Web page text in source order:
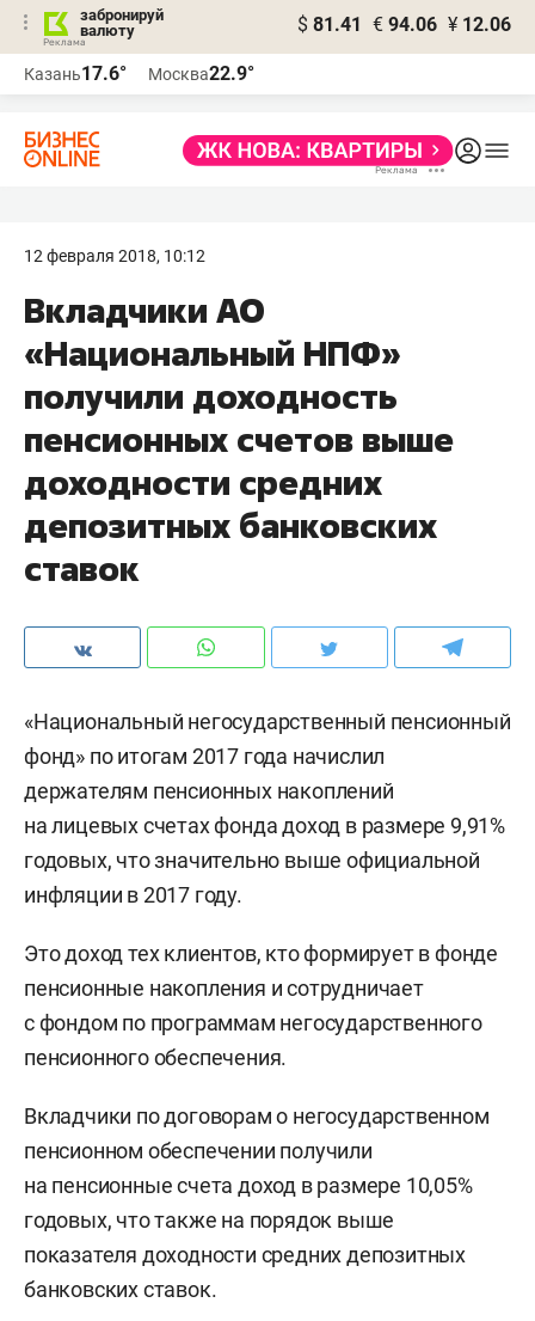
забронируй
валюту
$ 81.41 € 94.06 ¥ 12.06
Казань17.6° Москва22.9°
12 февраля 2018, 10:12
Вкладчики АО
«Национальный НПФ»
получили доходность
пенсионных счетов выше
доходности средних
депозитных банковских
ставок
«Национальный негосударственный пенсионный
фонд» по итогам 2017 года начислил
держателям пенсионных накоплений
на лицевых счетах фонда доход в размере 9,91%
годовых, что значительно выше официальной
инфляции в 2017 году.
Это доход тех клиентов, кто формирует в фонде
пенсионные накопления и сотрудничает
с фондом по программам негосударственного
пенсионного обеспечения.
Вкладчики по договорам о негосударственном
пенсионном обеспечении получили
на пенсионные счета доход в размере 10,05%
годовых, что также на порядок выше
показателя доходности средних депозитных
банковских ставок.